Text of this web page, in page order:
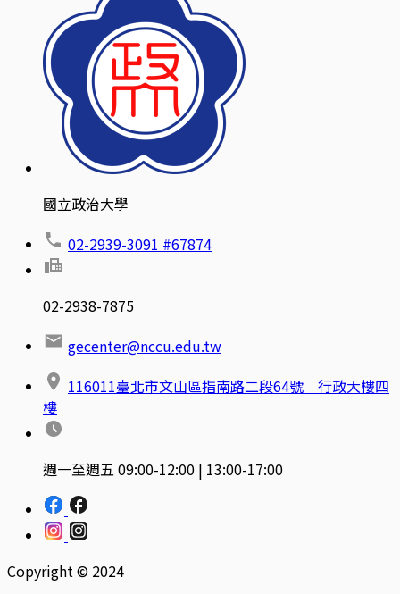
國立政治大學
02-2939-3091 #67874
02-2938-7875
gecenter@nccu.edu.tw
116011臺北市文山區指南路二段64號 行政大樓四
樓
週一至週五 09:00-12:00 | 13:00-17:00
Copyright © 2024